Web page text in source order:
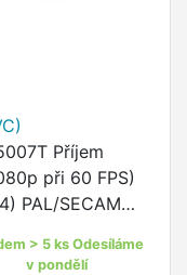
Příjem
při 60 FPS)
PAL/SECAM
> 5 ks Odesíláme
v pondělí